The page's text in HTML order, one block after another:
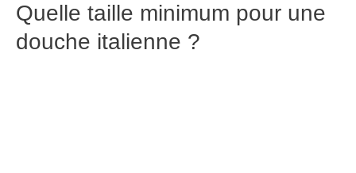
Quelle taille minimum pour une
douche italienne ?